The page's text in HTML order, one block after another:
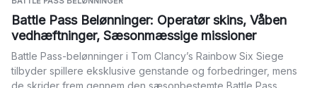
Battle Pass Belønninger: Operatør skins, Våben
vedhæftninger, Sæsonmæssige missioner
Battle Pass-belønninger i Tom Clancy’s Rainbow Six Siege
tilbyder spillere eksklusive genstande og forbedringer, mens
de skrider frem gennem den sæsonbestemte Battle Pass.